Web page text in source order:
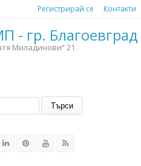
Регистрирай се Контакти
- гр. Благоевград
Миладинови“ 21